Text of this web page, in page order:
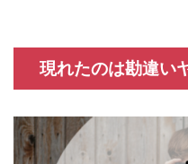
現れたのは勘違い